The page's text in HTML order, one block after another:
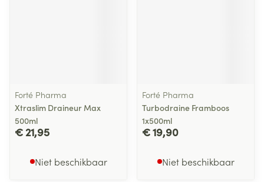
Forté Pharma
Xtraslim Draineur Max
500ml
€ 21,95
Niet beschikbaar
Forté Pharma
Turbodraine Framboos
1x500ml
€ 19,90
Niet beschikbaar